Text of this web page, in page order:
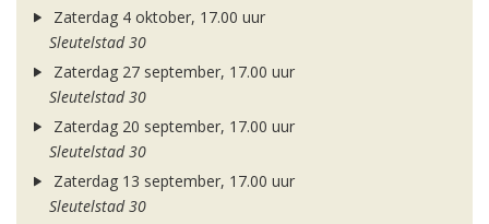
Zaterdag 4 oktober, 17.00 uur
Sleutelstad 30
Zaterdag 27 september, 17.00 uur
Sleutelstad 30
Zaterdag 20 september, 17.00 uur
Sleutelstad 30
Zaterdag 13 september, 17.00 uur
Sleutelstad 30